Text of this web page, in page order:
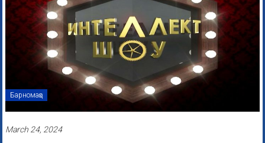
Барномаҳо
March 24, 2024